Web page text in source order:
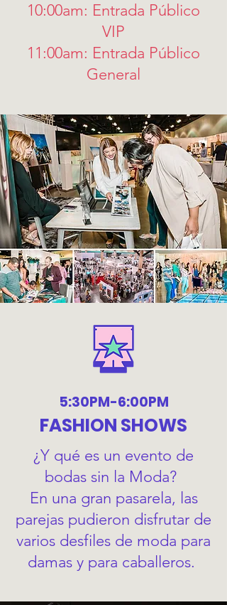
10:00am: Entrada Público
VIP
11:00am: Entrada Público
General
5:30PM-6:00PM
FASHION SHOWS
¿Y qué es un evento de
bodas sin la Moda?
En una gran pasarela, las
parejas pudieron disfrutar de
varios desfiles de moda para
damas y para caballeros.